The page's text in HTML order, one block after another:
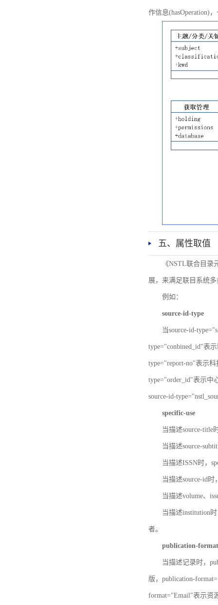
作信息(hasOperation)
五、属性取值
《NSTL联合目
展，来满足联目系统
例如：
source-id-type
当source-id-
type="conbined_id"表
type="report-no"表示
type="order_id"表示中
source-id-
specific-use
当描述source-title
当描述source-
当描述ISSN时，
当描述source-id
当描述volume、
当描述institution
者。
publication-format
当描述记录时，
版，publication-
format="Email"表示资